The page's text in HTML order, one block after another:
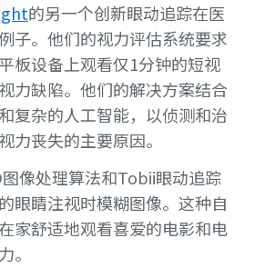
的另一个创新眼动追踪在医
子。他们的视力评估系统要求
板设备上观看仅1分钟的短视
力缺陷。他们的解决方案结合
复杂的人工智能，以侦测和治
力丧失的主要原因。
像处理算法和Tobii眼动追踪
眼睛注视时模糊图像。这种自
家舒适地观看喜爱的电影和电
。